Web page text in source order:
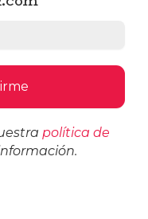
política de